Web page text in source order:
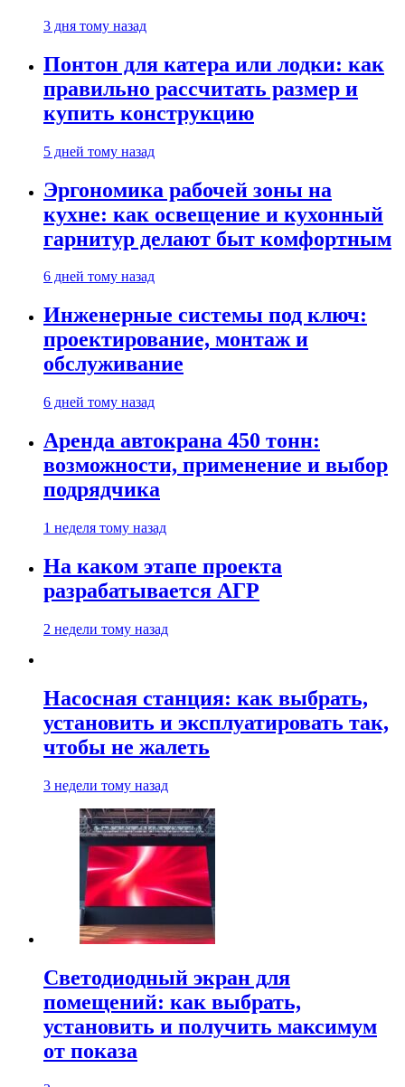
3 дня тому назад
Понтон для катера или лодки: как
правильно рассчитать размер и
купить конструкцию
5 дней тому назад
Эргономика рабочей зоны на
кухне: как освещение и кухонный
гарнитур делают быт комфортным
6 дней тому назад
Инженерные системы под ключ:
проектирование, монтаж и
обслуживание
6 дней тому назад
Аренда автокрана 450 тонн:
возможности, применение и выбор
подрядчика
1 неделя тому назад
На каком этапе проекта
разрабатывается АГР
2 недели тому назад
Насосная станция: как выбрать,
установить и эксплуатировать так,
чтобы не жалеть
3 недели тому назад
Светодиодный экран для
помещений: как выбрать,
установить и получить максимум
от показа